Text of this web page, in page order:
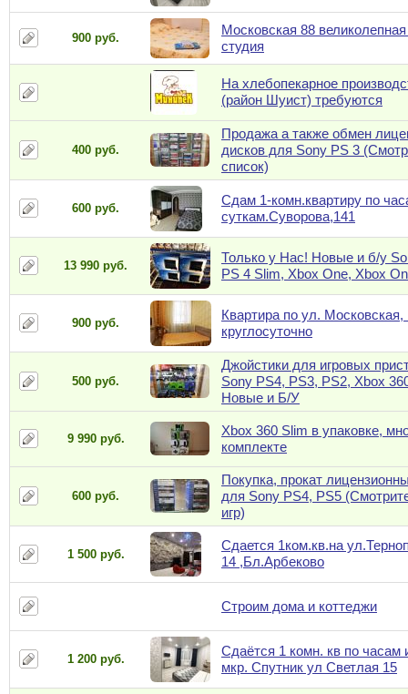
900 руб.
Московская 88
студия
На хлебопекарное
(район Шуист) требуются
400 руб.
Продажа а также обмен
дисков для Sony PS 3
список)
600 руб.
Сдам 1-комн.квартиру по
суткам.Суворова,141
13 990 руб.
Только у Нас! Новые и б/у
PS 4 Slim, Xbox One, Xbox
900 руб.
Квартира по ул. Московская,
круглосуточно
500 руб.
Джойстики для игровых
Sony PS4, PS3, PS2, Xbox
Новые и Б/У
9 990 руб.
Xbox 360 Slim в упаковке,
комплекте
600 руб.
Покупка, прокат
для Sony PS4, PS5
игр)
1 500 руб.
Сдается 1ком.кв.на
14 ,Бл.Арбеково
Строим дома и коттеджи
1 200 руб.
Сдаётся 1 комн. кв по часам
мкр. Спутник ул Светлая 15